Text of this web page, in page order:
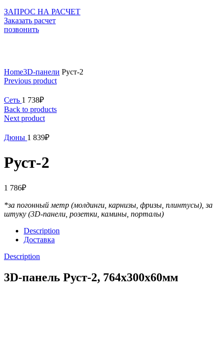
ЗАПРОС НА РАСЧЕТ
Заказать расчет
позвонить
Home3D-панели Руст-2
Previous product
Сеть 1 738₽
Back to products
Next product
Дюны 1 839₽
Руст-2
1 786₽
*за погонный метр (молдинги, карнизы, фризы, плинтусы), за
штуку (3D-панели, розетки, камины, порталы)
Description
Доставка
Description
3D-панель Руст-2, 764х300х60мм